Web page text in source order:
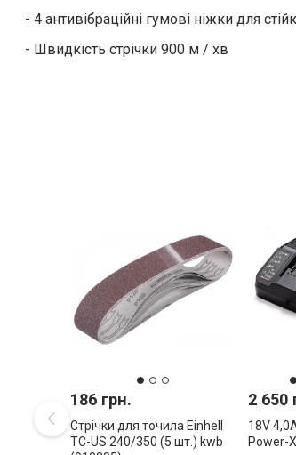
- 4 антивібраційні гумові ніжки для
- Швидкість стрічки 900 м / хв
186 грн.
Стрічки для точила Einhell
TС-US 240/350 (5 шт.) kwb
2 650
18V
Power-